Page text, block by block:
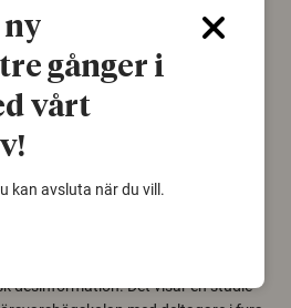
tror vissa på rysk
är ofta mer mottagliga
desinformation. Det visar en studie
ny
gånger i
vårt
kan avsluta när du vill.